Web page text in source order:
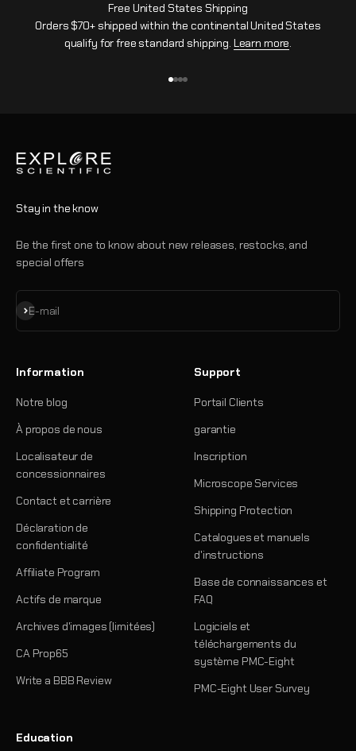
Free United States Shipping
Orders $70+ shipped within the continental United States
qualify for free standard shipping. Learn more.
Stay in the know
Be the first one to know about new releases, restocks, and
special offers
E-mail
S'inscrire
Information
Notre blog
À propos de nous
Localisateur de
concessionnaires
Contact et carrière
Déclaration de
confidentialité
Affiliate Program
Actifs de marque
Archives d'images (limitées)
CA Prop65
Write a BBB Review
Support
Portail Clients
garantie
Inscription
Microscope Services
Shipping Protection
Catalogues et manuels
d'instructions
Base de connaissances et
FAQ
Logiciels et
téléchargements du
système PMC-Eight
PMC-Eight User Survey
Education